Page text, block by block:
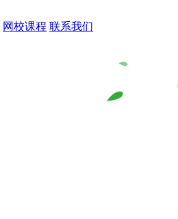
网校课程 联系我们